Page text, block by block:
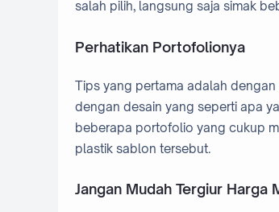
salah pilih, langsung saja simak
Perhatikan Portofolionya
Tips yang pertama adalah
dengan desain yang seperti apa
beberapa portofolio yang cukup
plastik sablon tersebut.
Jangan Mudah Tergiur Harga